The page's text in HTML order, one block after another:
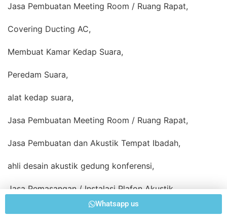
Jasa Pembuatan Meeting Room / Ruang Rapat,
Covering Ducting AC,
Membuat Kamar Kedap Suara,
Peredam Suara,
alat kedap suara,
Jasa Pembuatan Meeting Room / Ruang Rapat,
Jasa Pembuatan dan Akustik Tempat Ibadah,
ahli desain akustik gedung konferensi,
Jasa Pemasangan / Instalasi Plafon Akustik,
Peredam Suara Akustik Ruangan,
Whatsapp us